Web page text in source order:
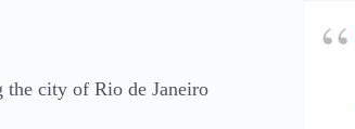
the city of Rio de Janeiro